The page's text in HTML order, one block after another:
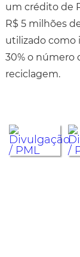
um crédito de
R$ 5 milhões
utilizado como
30% o número
reciclagem.